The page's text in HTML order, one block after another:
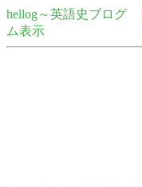
hellog～英語史ブログ
ム表示